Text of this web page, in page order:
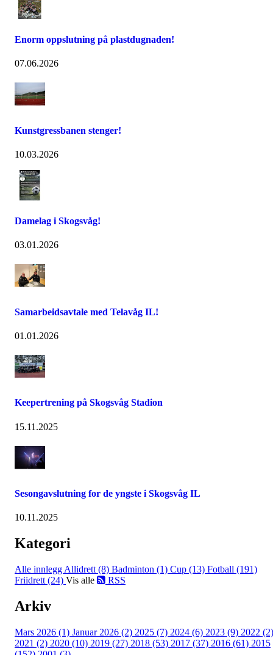
Enorm oppslutning på plastdugnaden!
07.06.2026
Kunstgressbanen stenger!
10.03.2026
Damelag i Skogsvåg!
03.01.2026
Samarbeidsavtale med Telavåg IL!
01.01.2026
Keepertrening på Skogsvåg Stadion
15.11.2025
Sesongavslutning for de yngste i Skogsvåg IL
10.11.2025
Kategori
Alle innlegg Allidrett (8) Badminton (1) Cup (13) Fotball (191)
Friidrett (24) Vis alle RSS
Arkiv
Mars 2026 (1) Januar 2026 (2) 2025 (7) 2024 (6) 2023 (9) 2022 (2)
2021 (2) 2020 (10) 2019 (27) 2018 (53) 2017 (37) 2016 (61) 2015